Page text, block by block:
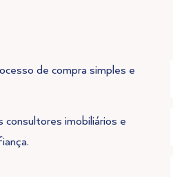
de compra simples e
imobiliários e